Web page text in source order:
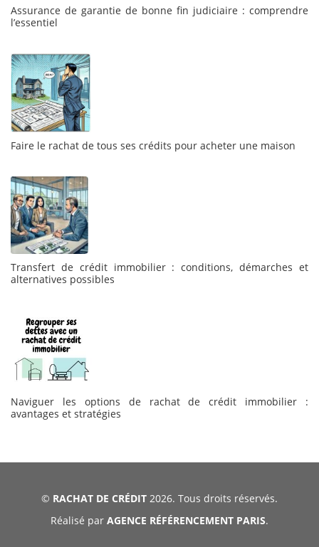
Assurance de garantie de bonne fin judiciaire : comprendre
l’essentiel
Faire le rachat de tous ses crédits pour acheter une maison
Transfert de crédit immobilier : conditions, démarches et
alternatives possibles
Naviguer les options de rachat de crédit immobilier :
avantages et stratégies
© RACHAT DE CRÉDIT 2026. Tous droits réservés.
Réalisé par AGENCE RÉFÉRENCEMENT PARIS.